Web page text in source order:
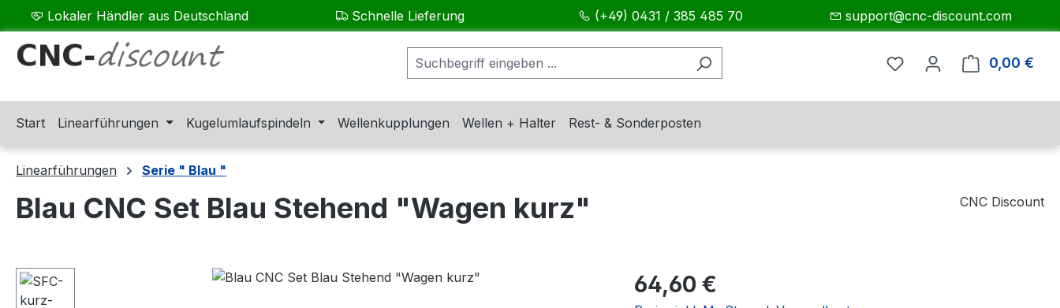
Hauptinhalt springen
Zur Suche springen
Zur Hauptnavigation springen
Lokaler Händler aus Deutschland Schnelle Lieferung (+49) 0431 / 385 485 70 support@cnc-discount.com
0,00 €
Start Linearführungen Kugelumlaufspindeln Wellenkupplungen Wellen + Halter Rest- & Sonderposten
Linearführungen Serie " Blau "
Blau CNC Set Blau Stehend "Wagen kurz" CNC Discount
Bildergalerie überspringen Regulärer Preis:
64,60 €